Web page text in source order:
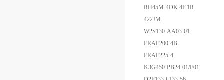
RH45M-4DK.4F.1R
422JM
W2S130-AA03-01
ERAE200-4B
ERAE225-4
K3G450-PB24-01/F01